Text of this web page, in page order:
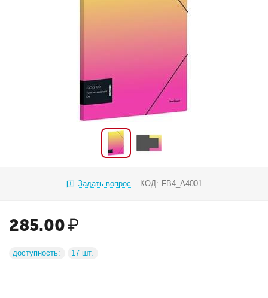
Задать вопрос КОД: FB4_A4001
285.00₽
доступность: 17 шт.